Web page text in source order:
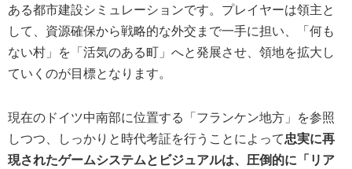
ある都市建設シミュレーションです。プレイヤーは領主と
して、資源確保から戦略的な外交まで一手に担い、「何も
ない村」を「活気のある町」へと発展させ、領地を拡大し
ていくのが目標となります。
現在のドイツ中南部に位置する「フランケン地方」を参照
しつつ、しっかりと時代考証を行うことによって忠実に再
現されたゲームシステムとビジュアルは、圧倒的に「リア